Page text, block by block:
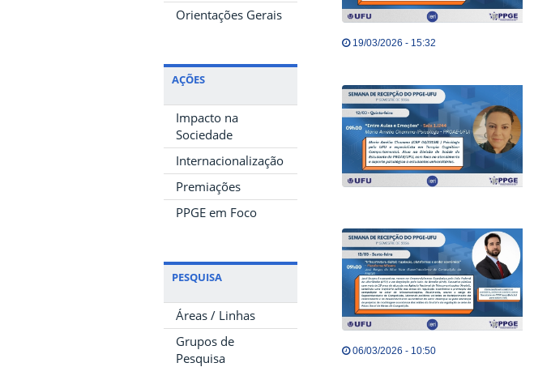
Orientações Gerais
AÇÕES
Impacto na
Sociedade
Internacionalização
Premiações
PPGE em Foco
PESQUISA
Áreas / Linhas
Grupos de
Pesquisa
19/03/2026 - 15:32
06/03/2026 - 10:50